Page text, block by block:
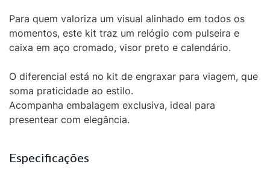
Para quem valoriza um visual alinhado em todos os
momentos, este kit traz um relógio com pulseira e
caixa em aço cromado, visor preto e calendário.
O diferencial está no kit de engraxar para viagem, que
soma praticidade ao estilo.
Acompanha embalagem exclusiva, ideal para
presentear com elegância.
Especificações